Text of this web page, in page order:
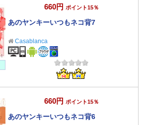
660円 ポイント15％
あのヤンキーいつもネコ背7
Casablanca
660円 ポイント15％
あのヤンキーいつもネコ背6